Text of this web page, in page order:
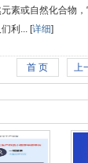
或自然化合物
利... [详细]
首 页 上